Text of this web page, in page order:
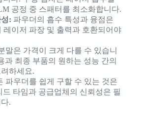
공정 중 스패터를 최소화합니다.
: 파우더의 흡수 특성과 융점은
레이저 파장 및 출력과 호환되어야
말은 가격이 크게 다를 수 있습니
과 최종 부품의 원하는 성능 간의
하세요.
파우더를 쉽게 구할 수 있는 것은
드 타임과 공급업체의 신뢰성은 필
.